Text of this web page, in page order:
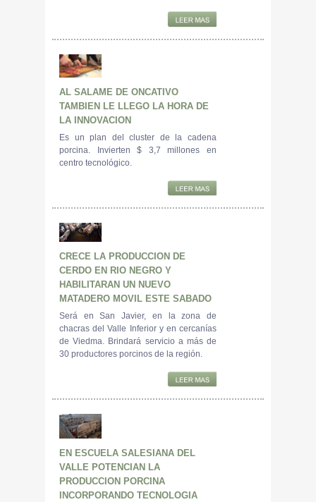
AL SALAME DE ONCATIVO
TAMBIEN LE LLEGO LA HORA DE
LA INNOVACION
Es un plan del cluster de la cadena
porcina. Invierten $ 3,7 millones en
centro tecnológico.
CRECE LA PRODUCCION DE
CERDO EN RIO NEGRO Y
HABILITARAN UN NUEVO
MATADERO MOVIL ESTE SABADO
Será en San Javier, en la zona de
chacras del Valle Inferior y en cercanías
de Viedma. Brindará servicio a más de
30 productores porcinos de la región.
EN ESCUELA SALESIANA DEL
VALLE POTENCIAN LA
PRODUCCION PORCINA
INCORPORANDO TECNOLOGIA